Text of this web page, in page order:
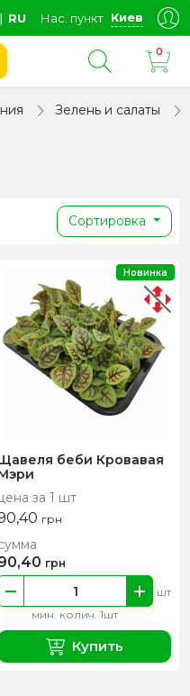
∣ RU Нас. пункт Киев
0
Зелень и салаты
Сортировка
беби Кровавая
за 1 шт
грн
мин. колич. 1шт
шт
грн
Купить
Новинка